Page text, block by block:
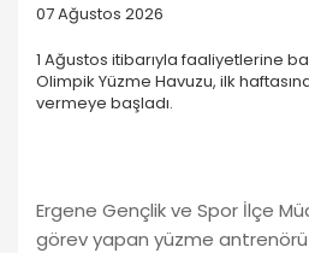
07 Ağustos 2026
1 Ağustos itibarıyla faaliyetlerine
Olimpik Yüzme Havuzu, ilk
vermeye başladı.
Ergene Gençlik ve Spor İlçe
görev yapan yüzme